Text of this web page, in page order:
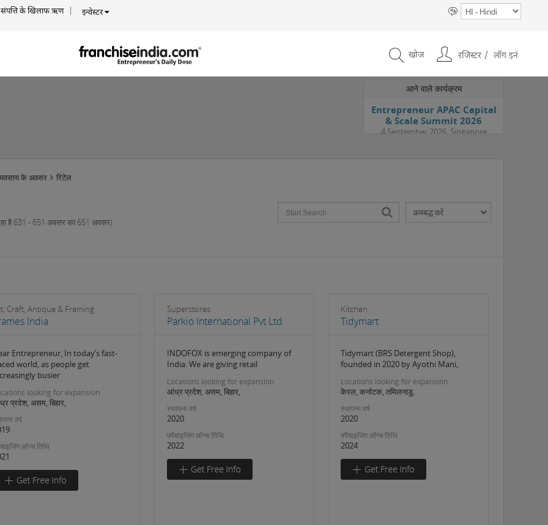
संपत्ति के खिलाफ ऋण इन्वेस्टर
खोज रजिस्टर लॉग इनं
आने वाले कार्यक्रम
Entrepreneur APAC Capital
& Scale Summit 2026
4 September 2026, Singapore
के अवसर रिटेल
है 631 - 651 अवसर का 651 अवसर)
Craft, Antique & Framing
India
Entrepreneur, In today’s fast-
world, as people get
busier
looking for expansion
प्रदेश, असम, बिहार,
वर्ष
लॉन्च तिथि
Superstores
Parkio International Pvt Ltd
INDOFOX is emerging company of
India. We are giving retail
Locations looking for expansion
आंध्र प्रदेश, असम, बिहार,
स्थापना वर्ष
2020
फ़्रैंचाइजिंग लॉन्च तिथि
2022
Kitchen
Tidymart
Tidymart (BRS Detergent Shop),
founded in 2020 by Ayothi Mani,
Locations looking for expansion
केरल, कर्नाटक, तमिलनाडु,
स्थापना वर्ष
2020
फ़्रैंचाइजिंग लॉन्च तिथि
2024